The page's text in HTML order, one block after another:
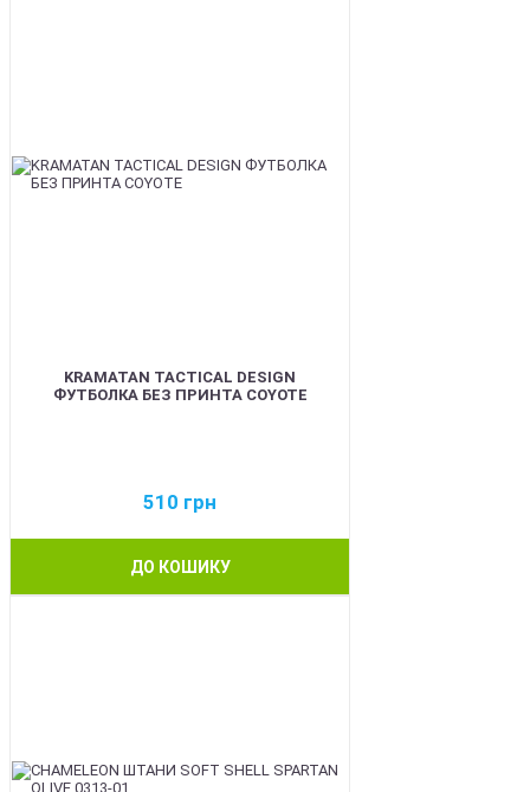
KRAMATAN TACTICAL DESIGN
ФУТБОЛКА БЕЗ ПРИНТА COYOTE
510 грн
ДО КОШИКУ